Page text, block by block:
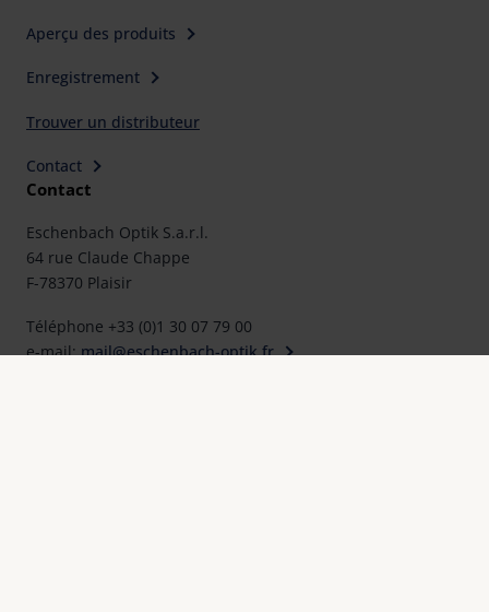
Aperçu des produits
Enregistrement
Trouver un distributeur
Contact
Contact
Eschenbach Optik S.a.r.l.
64 rue Claude Chappe
F-78370 Plaisir
Téléphone +33 (0)1 30 07 79 00
e-mail:mail@eschenbach-optik.fr